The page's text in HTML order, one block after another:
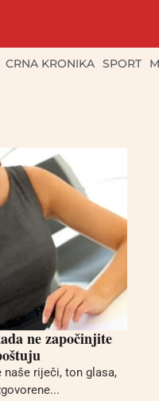
CRNA KRONIKA SPORT
ne započinjite
riječi, ton glasa,